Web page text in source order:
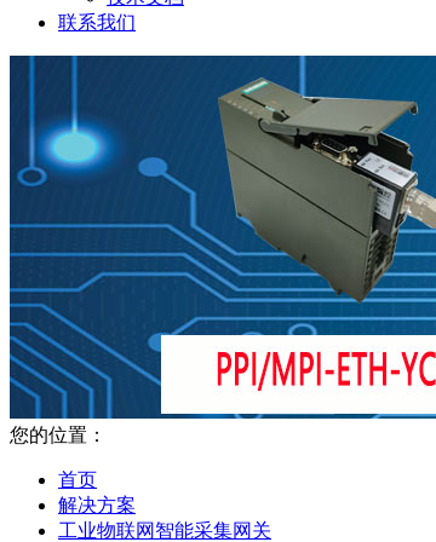
联系我们
您的位置：
首页
解决方案
工业物联网智能采集网关